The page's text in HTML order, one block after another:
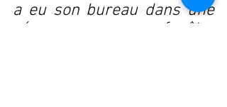
a eu son bureau dans une
réserve sans fenêtre